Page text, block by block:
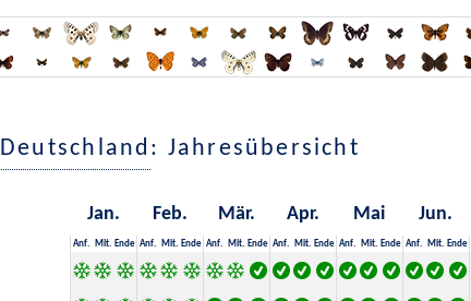
Deutschland : Jahresübersicht
Jan. Feb. Mär. Apr. Mai Jun.
Anf. Mit. Ende Anf. Mit. Ende Anf. Mit. Ende Anf. Mit. Ende Anf. Mit. Ende Anf. Mit. Ende